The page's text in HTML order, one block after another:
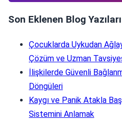
Son Eklenen Blog Yazıları
Çocuklarda Uykudan
Çözüm ve Uzman
İlişkilerde Güvenli
Döngüleri
Kaygı ve Panik Atakla
Sistemini Anlamak